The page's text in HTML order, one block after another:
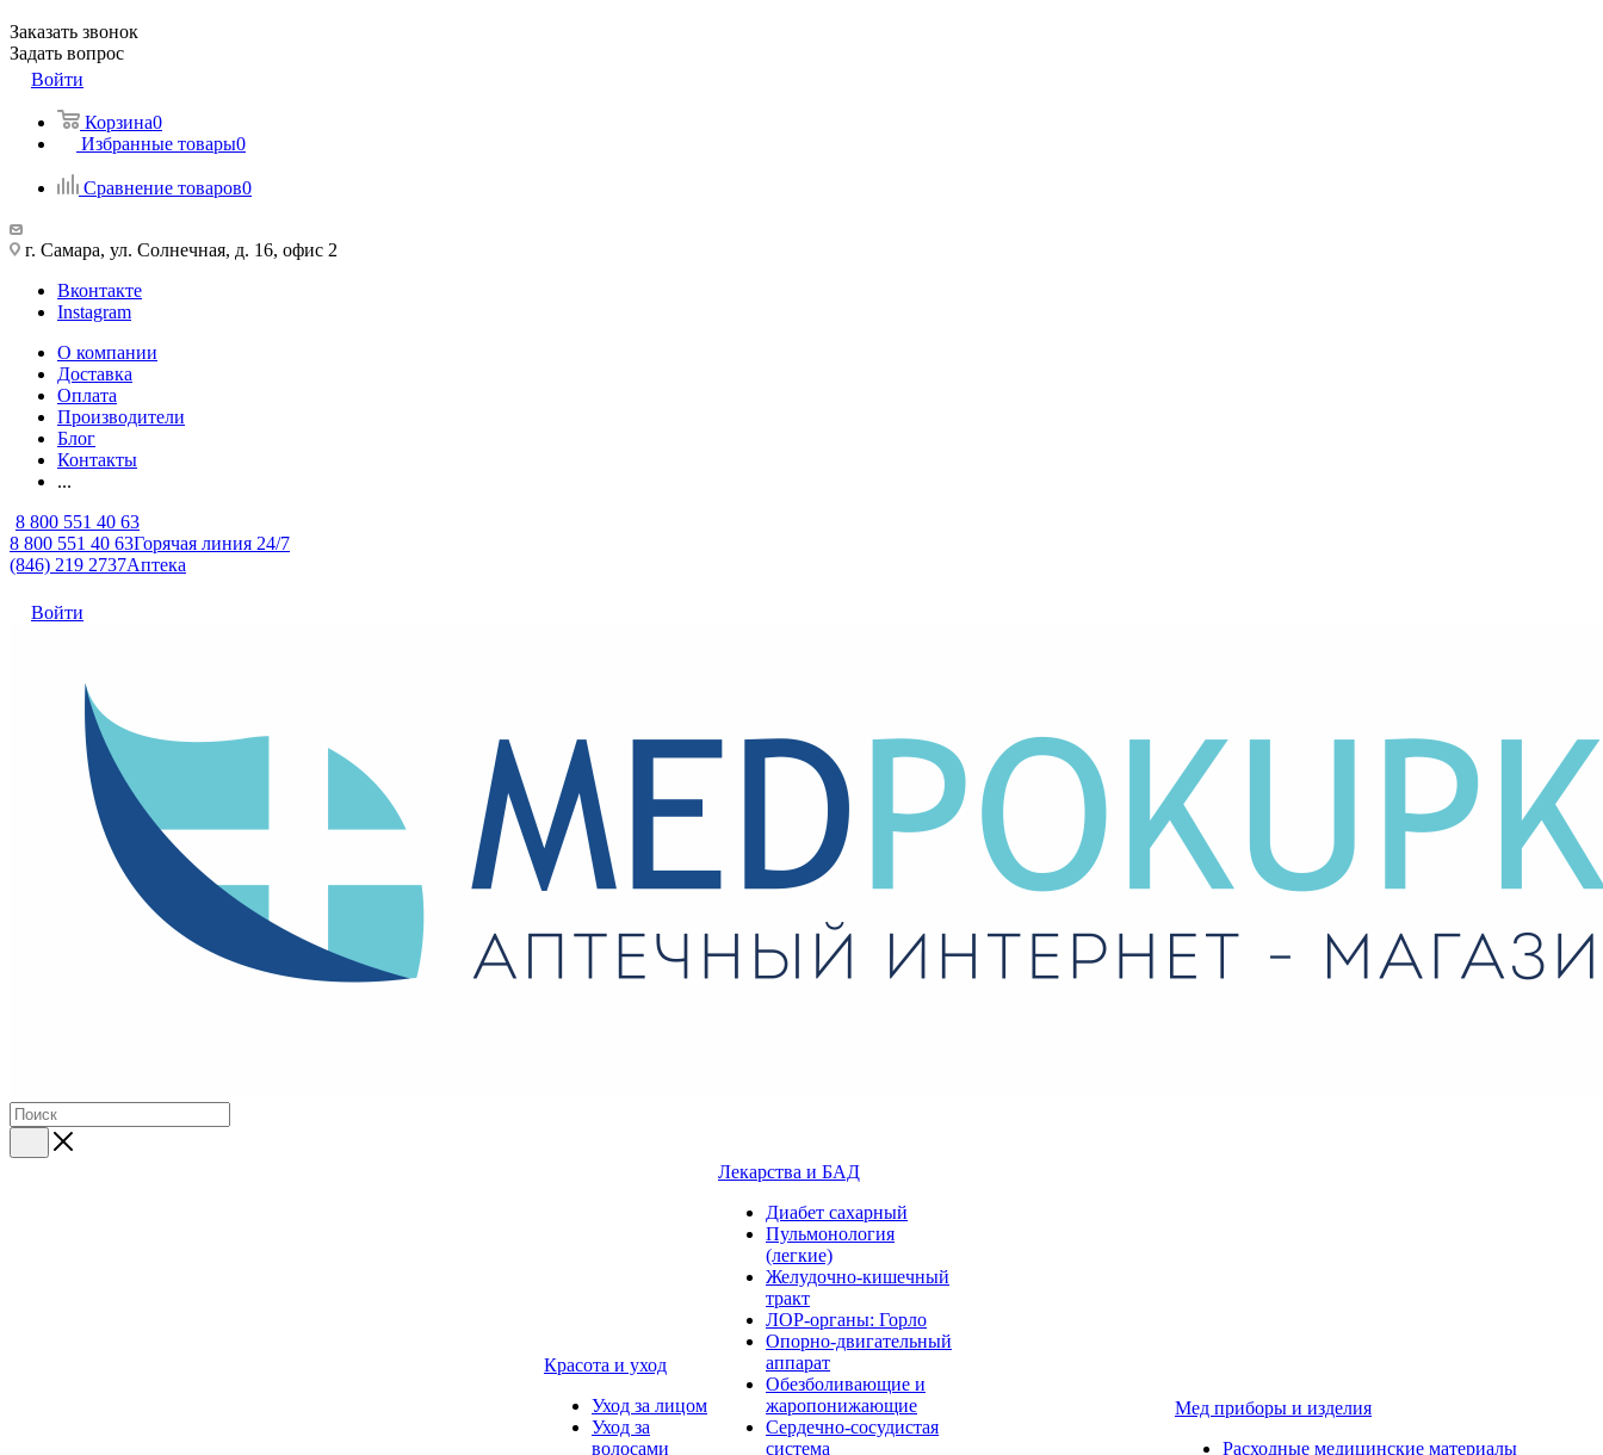
Заказать звонок
Задать вопрос
Войти
Корзина0
Избранные товары0
Сравнение товаров0
г. Самара, ул. Солнечная, д. 16, офис 2
Вконтакте
Instagram
О компании
Доставка
Оплата
Производители
Блог
Контакты
...
8 800 551 40 63
8 800 551 40 63Горячая линия 24/7
(846) 219 2737Аптека
Войти
Красота и уход
Уход за лицом
Уход за
волосами
Лекарства и БАД
Диабет сахарный
Пульмонология
(легкие)
Желудочно-кишечный
тракт
ЛОР-органы: Горло
Опорно-двигательный
аппарат
Обезболивающие и
жаропонижающие
Сердечно-сосудистая
система
Мед приборы и изделия
Расходные медицинские материалы